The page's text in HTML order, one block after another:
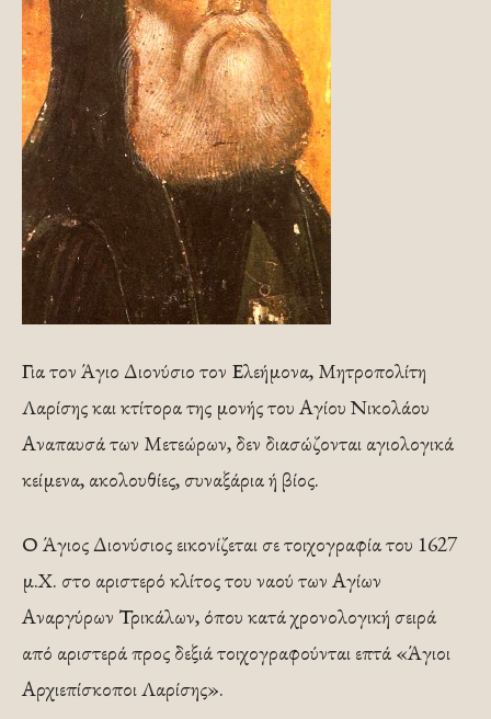
Για τον Άγιο Διονύσιο τον Ελεήμονα, Μητροπολίτη
Λαρίσης και κτίτορα της μονής του Αγίου Νικολάου
Αναπαυσά των Μετεώρων, δεν διασώζονται αγιολογικά
κείμενα, ακολουθίες, συναξάρια ή βίος.
Ο Άγιος Διονύσιος εικονίζεται σε τοιχογραφία του 1627
μ.Χ. στο αριστερό κλίτος του ναού των Αγίων
Αναργύρων Τρικάλων, όπου κατά χρονολογική σειρά
από αριστερά προς δεξιά τοιχογραφούνται επτά «Άγιοι
Αρχιεπίσκοποι Λαρίσης».